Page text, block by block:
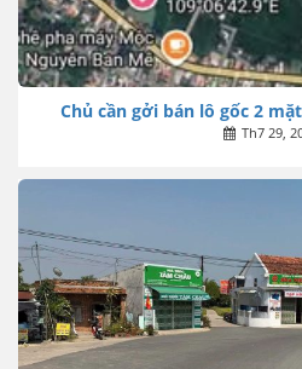
Chủ cần gởi bán lô gốc 2
Th7 29,